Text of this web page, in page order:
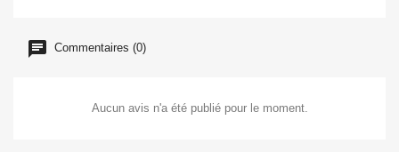
Commentaires (0)
Aucun avis n'a été publié pour le moment.